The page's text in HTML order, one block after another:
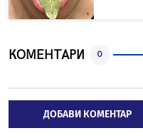
КОМЕНТАРИ 0
ДОБАВИ КОМЕНТАР